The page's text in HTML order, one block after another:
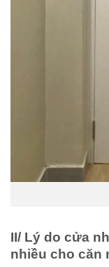
II/ Lý do cửa
nhiều cho căn